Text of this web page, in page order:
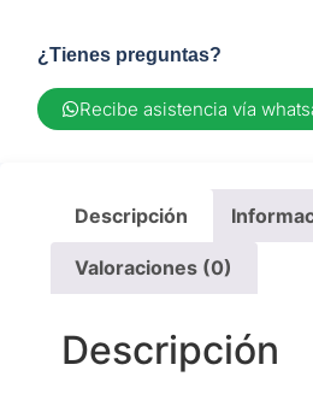
¿Tienes preguntas?
Recibe asistencia vía
Descripción
Valoraciones (0)
Descripción